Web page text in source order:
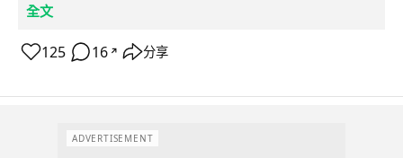
全文
125 16 ↗ 分享
ADVERTISEMENT